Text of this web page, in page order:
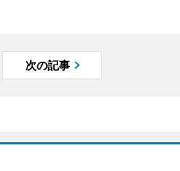
次の記事